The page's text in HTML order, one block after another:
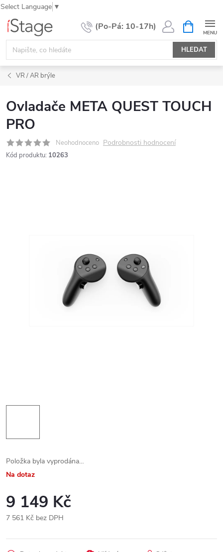
Select Language ▼
Přejít
obsah
HLEDAT
NÁKUPNÍ
KOŠÍK
VR / AR brýle
Ovladače META QUEST TOUCH
PRO
Neohodnoceno Podrobnosti hodnocení
Kód produktu: 10263
Položka byla vyprodána…
Na dotaz
9 149 Kč
7 561 Kč bez DPH
cena: